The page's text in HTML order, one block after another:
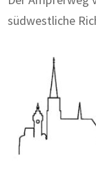
südwestliche